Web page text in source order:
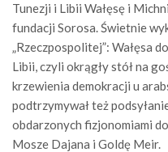
Tunezji i Libii Wałęsę i
fundacji Sorosa. Świetnie
„Rzeczpospolitej”: Wałęsa
Libii, czyli okrągły stół na
krzewienia demokracji u
podtrzymywał też
obdarzonych fizjonomiami
Mosze Dajana i Goldę Meir.